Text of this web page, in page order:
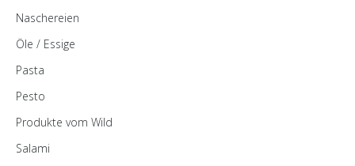
Naschereien
Öle / Essige
Pasta
Pesto
Produkte vom Wild
Salami